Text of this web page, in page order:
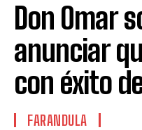
Don Omar
anunciar
con éxito
FARANDULA